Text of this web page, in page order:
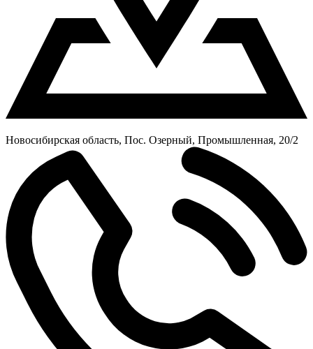
Новосибирская область, Пос. Озерный, Промышленная, 20/2